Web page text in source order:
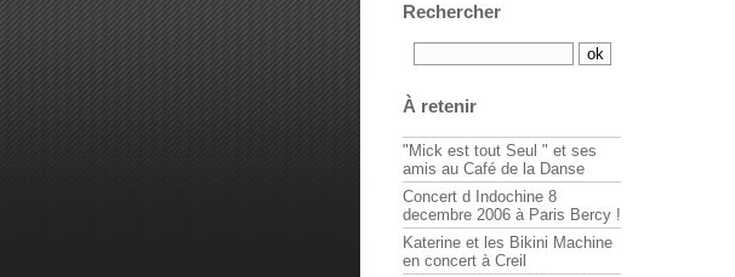
Rechercher
À retenir
"Mick est tout Seul " et ses
amis au Café de la Danse
Concert d Indochine 8
decembre 2006 à Paris Bercy !
Katerine et les Bikini Machine
en concert à Creil